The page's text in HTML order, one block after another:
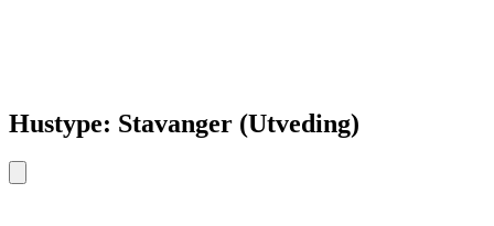
Hustype: Stavanger (Utveding)